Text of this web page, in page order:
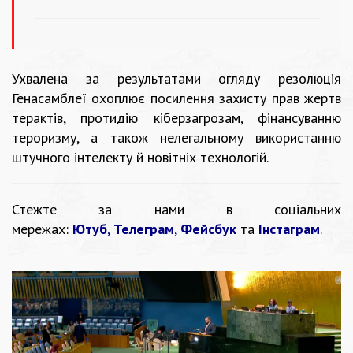
Ухвалена за результатами огляду резолюція
Генасамблеї охоплює посилення захисту прав жертв
терактів, протидію кіберзагрозам, фінансуванню
тероризму, а також нелегальному використанню
штучного інтелекту й новітніх технологій.
Стежте за нами в соціальних
мережах: Ютуб, Телеграм, Фейсбук та Інстаграм.